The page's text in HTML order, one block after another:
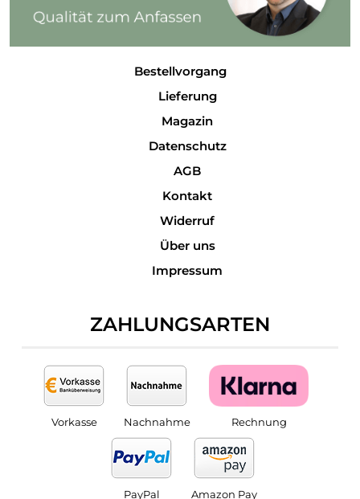
Bestellvorgang
Lieferung
Magazin
Datenschutz
AGB
Kontakt
Widerruf
Über uns
Impressum
ZAHLUNGSARTEN
Vorkasse Nachnahme Rechnung
PayPal Amazon Pay